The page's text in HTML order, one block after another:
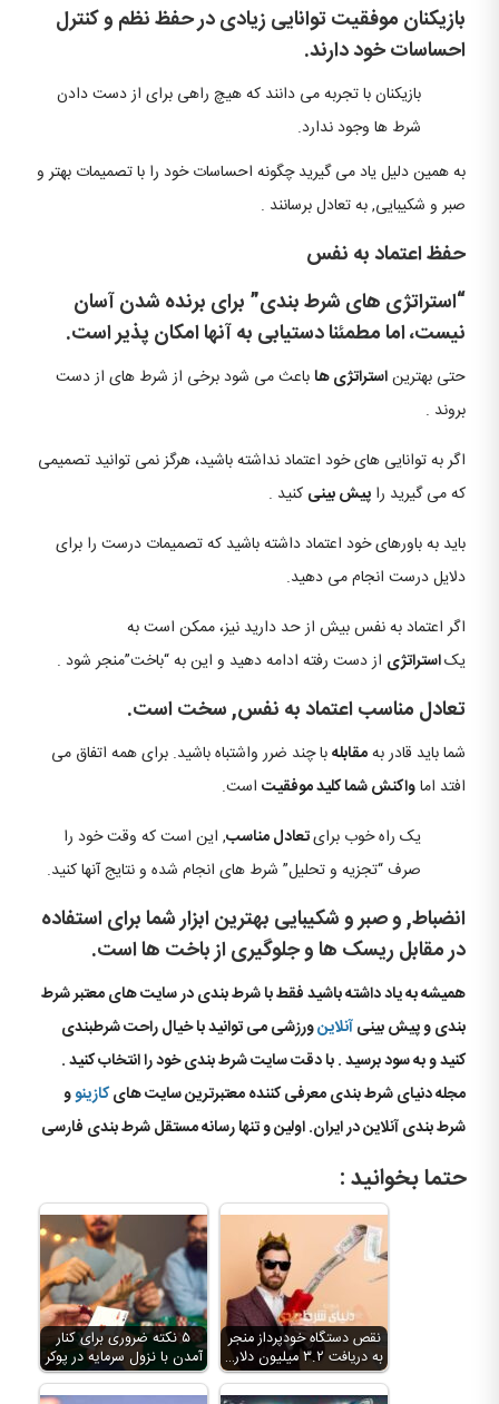
بازیکنان موفقیت توانایی زیادی در حفظ نظم و کنترل
احساسات خود دارند.
بازیکنان با تجربه می دانند که هیچ راهی برای از دست دادن
شرط ها وجود ندارد.
به همین دلیل یاد می گیرید چگونه احساسات خود را با تصمیمات بهتر و
صبر و شکیبایی, به تعادل برسانند .
حفظ اعتماد به نفس
“استراتژی های شرط بندی” برای برنده شدن آسان
نیست، اما مطمئنا دستیابی به آنها امکان پذیر است.
حتی بهتریناستراتژی ها باعث می شود برخی از شرط های از دست
بروند .
اگر به توانایی های خود اعتماد نداشته باشید، هرگز نمی توانید تصمیمی
که می گیرید را پیش بینی کنید .
باید به باورهای خود اعتماد داشته باشید که تصمیمات درست را برای
دلایل درست انجام می دهید.
اگر اعتماد به نفس بیش از حد دارید نیز، ممکن است به
یکاستراتژی از دست رفته ادامه دهید و این به “باخت”منجر شود .
تعادل مناسب اعتماد به نفس, سخت است.
شما باید قادر بهمقابلهبا چند ضرر واشتباه باشید. برای همه اتفاق می
افتد اماواکنش شما کلید موفقیت است.
یک راه خوب برایتعادل مناسب, این است که وقت خود را
صرف “تجزیه و تحلیل” شرط های انجام شده و نتایج آنها کنید.
انضباط, و صبر و شکیبایی بهترین ابزار شما برای استفاده
در مقابل ریسک ها و جلوگیری از باخت ها است.
همیشه به یاد داشته باشید فقط با شرط بندی در سایت های معتبر شرط
بندی و پیش بینیآنلاینورزشی می توانید با خیال راحت شرطبندی
کنید و به سود برسید . با دقت سایت شرط بندی خود را انتخاب کنید .
مجله دنیای شرط بندی معرفی کننده معتبرترین سایت هایکازینوو
شرط بندی آنلاین در ایران. اولین و تنها رسانه مستقل شرط بندی فارسی
حتما بخوانید :
۵ نکته ضروری برای کنار
آمدن با نزول سرمایه در پوکر
نقص دستگاه خودپرداز منجر
به دریافت ۳.۲ میلیون دلار…